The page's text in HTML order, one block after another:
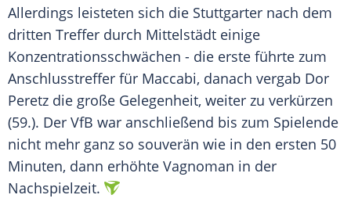
Allerdings leisteten sich die Stuttgarter nach dem
dritten Treffer durch Mittelstädt einige
Konzentrationsschwächen - die erste führte zum
Anschlusstreffer für Maccabi, danach vergab Dor
Peretz die große Gelegenheit, weiter zu verkürzen
(59.). Der VfB war anschließend bis zum Spielende
nicht mehr ganz so souverän wie in den ersten 50
Minuten, dann erhöhte Vagnoman in der
Nachspielzeit.